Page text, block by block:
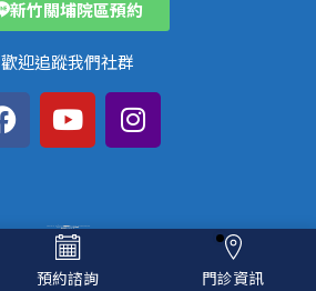
預約諮詢 門診資訊
新竹關埔院區預約
歡迎追蹤我們社群